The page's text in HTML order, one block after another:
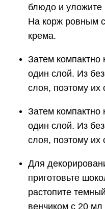
блюдо и уложите
На корж ровным
крема.
Затем компактно
один слой. Из
слоя, поэтому их
Затем компактно
один слой. Из
слоя, поэтому их
Для
приготовьте
растопите
венчиком с 20 мл